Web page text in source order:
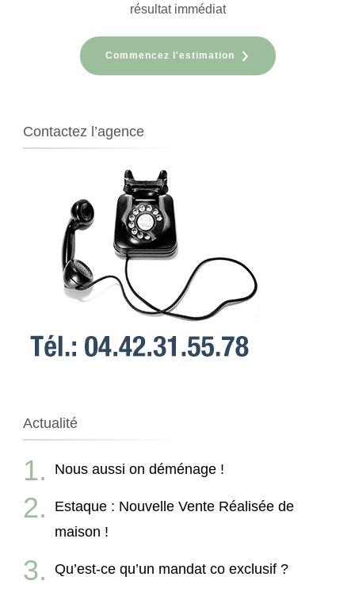
résultat immédiat
Commencez l'estimation
Contactez l’agence
Actualité
Nous aussi on déménage !
Estaque : Nouvelle Vente Réalisée de
maison !
Qu’est-ce qu’un mandat co exclusif ?